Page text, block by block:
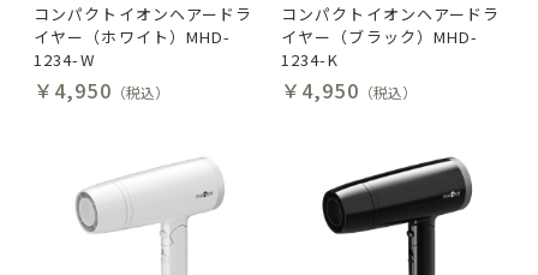
コンパクトイオンヘアードラ
イヤー（ホワイト）MHD-
1234-W
￥4,950 （税込）
コンパクトイオンヘアードラ
イヤー（ブラック）MHD-
1234-K
￥4,950 （税込）